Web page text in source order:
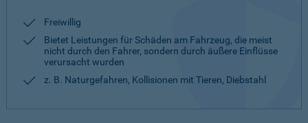
Freiwillig
Bietet Leistungen für Schäden am Fahrzeug, die meist
nicht durch den Fahrer, sondern durch äußere Einflüsse
verursacht wurden
z. B. Naturgefahren, Kollisionen mit Tieren, Diebstahl